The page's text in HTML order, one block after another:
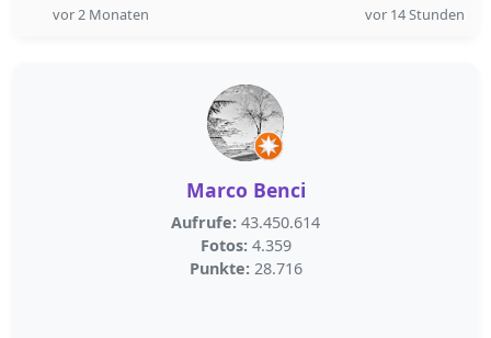
vor 2 Monaten vor 14 Stunden
Marco Benci
Aufrufe: 43.450.614
Fotos: 4.359
Punkte: 28.716